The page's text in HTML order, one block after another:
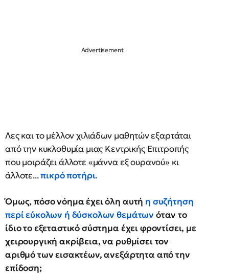
Λες και το μέλλον χιλιάδων μαθητών εξαρτάται
από την κυκλοθυμία μιας Κεντρικής Επιτροπής
που μοιράζει άλλοτε «μάννα εξ ουρανού» κι
άλλοτε...πικρό ποτήρι.
Όμως, πόσο νόημα έχει όλη αυτή η συζήτηση
περί εύκολων ή δύσκολων θεμάτων όταν το
ίδιο το εξεταστικό σύστημα έχει φροντίσει, με
χειρουργική ακρίβεια, να ρυθμίσει τον
αριθμό των εισακτέων, ανεξάρτητα από την
επίδοση;